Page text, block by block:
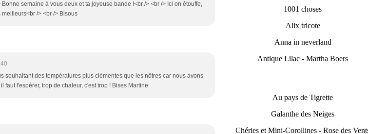
Bonne semaine à vous deux et ta joyeuse bande !<br /> <br /> Ici on étouffe,
/> <br /> Bisous
souhaitant des températures plus clémentes que les nôtres car nous avons
faut l'espérer, trop de chaleur, c'est trop ! Bises Martine
1001 choses
Alix tricote
Anna in neverland
Antique Lilac - Martha Boers
Au pays de Tigrette
Galanthe des Neiges
Chéries et Mini-Corollines - Rose des